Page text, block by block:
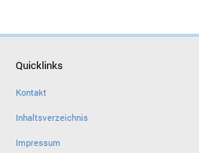
Quicklinks
Kontakt
Inhaltsverzeichnis
Impressum